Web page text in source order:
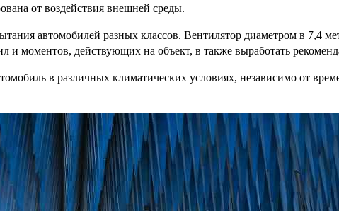
от воздействия внешней среды.
автомобилей разных классов. Вентилятор диаметром в 7,4
и моментов, действующих на объект, в также выработать
в различных климатических условиях, независимо от